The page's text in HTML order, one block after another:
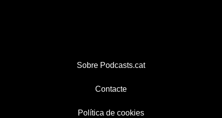
Sobre Podcasts.cat
Contacte
Política de cookies